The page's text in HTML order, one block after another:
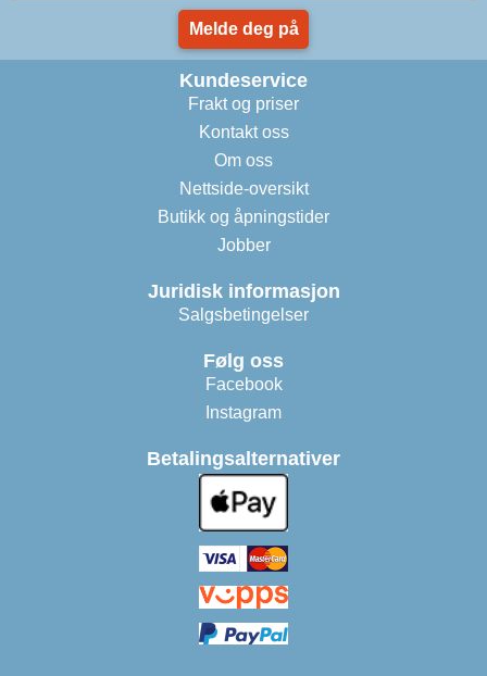
Melde deg på
Kundeservice
Frakt og priser
Kontakt oss
Om oss
Nettside-oversikt
Butikk og åpningstider
Jobber
Juridisk informasjon
Salgsbetingelser
Følg oss
Facebook
Instagram
Betalingsalternativer